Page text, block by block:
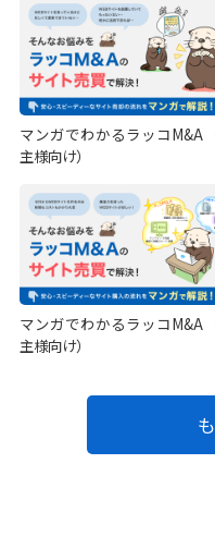
マンガでわかるラッコM&A
主様向け）
マンガでわかるラッコM&A
主様向け）